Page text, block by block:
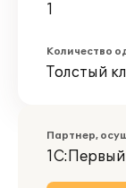
1
Количество
Толстый
Партнер,